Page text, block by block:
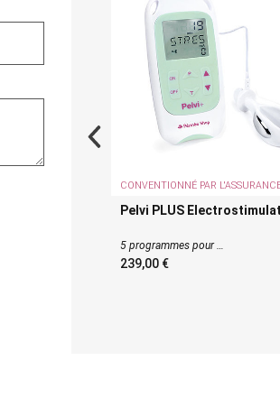
CONVENTIONNÉ PAR
Pelvi PLUS
5 programmes pour
239,00